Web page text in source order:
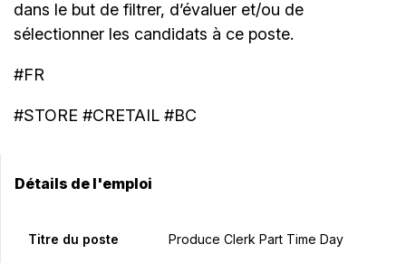
dans le but de filtrer, d’évaluer et/ou de
sélectionner les candidats à ce poste.
#FR
#STORE #CRETAIL #BC
Détails de l'emploi
Titre du poste Produce Clerk Part Time Day